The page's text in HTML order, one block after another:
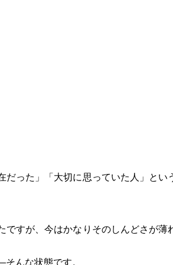
だった」「大切に思っていた人」とい
ですが、今はかなりそのしんどさが薄
んな状態です。